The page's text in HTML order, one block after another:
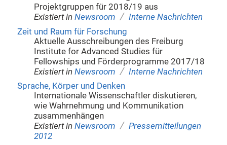
Projektgruppen für 2018/19 aus
Existiert in Newsroom / Interne Nachrichten
Zeit und Raum für Forschung
Aktuelle Ausschreibungen des Freiburg
Institute for Advanced Studies für
Fellowships und Förderprogramme 2017/18
Existiert in Newsroom / Interne Nachrichten
Sprache, Körper und Denken
Internationale Wissenschaftler diskutieren,
wie Wahrnehmung und Kommunikation
zusammenhängen
Existiert in Newsroom / Pressemitteilungen
2012